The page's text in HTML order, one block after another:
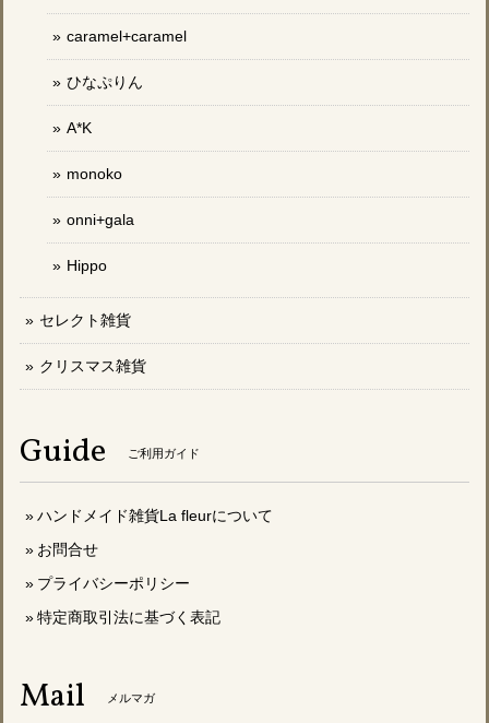
caramel+caramel
ひなぷりん
A*K
monoko
onni+gala
Hippo
セレクト雑貨
クリスマス雑貨
Guide ご利用ガイド
ハンドメイド雑貨La fleurについて
お問合せ
プライバシーポリシー
特定商取引法に基づく表記
Mail メルマガ